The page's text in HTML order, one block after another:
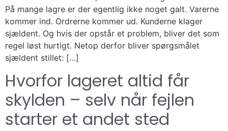
På mange lagre er der egentlig ikke noget galt. Varerne
kommer ind. Ordrerne kommer ud. Kunderne klager
sjældent. Og hvis der opstår et problem, bliver det som
regel løst hurtigt. Netop derfor bliver spørgsmålet
sjældent stillet: […]
Hvorfor lageret altid får
skylden – selv når fejlen
starter et andet sted